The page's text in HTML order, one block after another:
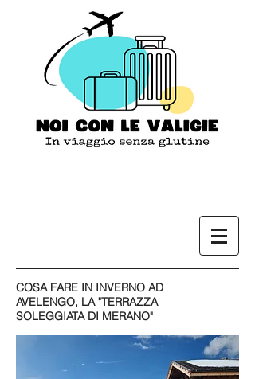
COSA FARE IN INVERNO AD
AVELENGO, LA "TERRAZZA
SOLEGGIATA DI MERANO"